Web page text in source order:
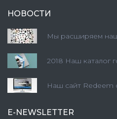
НОВОСТИ
Мы расширяем
2018 Наш каталог
Наш сайт Redeem
E-NEWSLETTER